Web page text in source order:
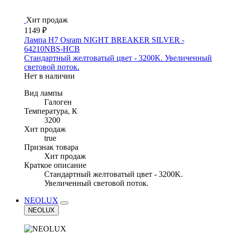
Хит продаж
1149 ₽
Лампа H7 Osram NIGHT BREAKER SILVER -
64210NBS-HCB
Стандартный желтоватый цвет - 3200K. Увеличенный
световой поток.
Нет в наличии
Вид лампы
Галоген
Температура, К
3200
Хит продаж
true
Признак товара
Хит продаж
Краткое описание
Стандартный желтоватый цвет - 3200K.
Увеличенный световой поток.
NEOLUX
NEOLUX